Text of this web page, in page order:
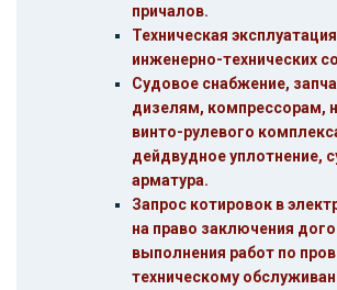
причалов.
Техническая
инженерно-технических
Судовое снабжение,
дизелям, компрессорам,
винто-рулевого
дейдвудное уплотнение,
арматура.
Запрос котировок в
на право заключения
выполнения работ по
техническому